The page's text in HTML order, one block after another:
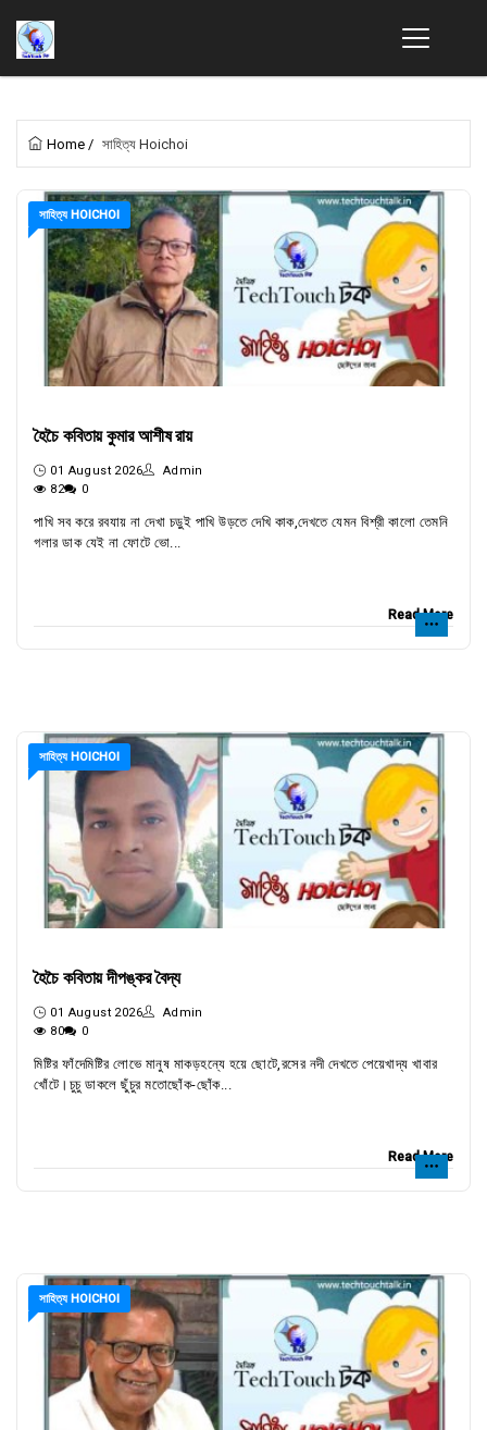
Home / সাহিত্য Hoichoi
সাহিত্য HOICHOI
হৈচৈ কবিতায় কুমার আশীষ রায়
01 August 2026
Admin
82
0
পাখি সব করে রবযায় না দেখা চড়ুই পাখি উড়তে দেখি কাক,দেখতে যেমন বিশ্রী কালো তেমনি
গলার ডাক যেই না ফোটে ভো...
Read More
সাহিত্য HOICHOI
হৈচৈ কবিতায় দীপঙ্কর বৈদ্য
01 August 2026
Admin
80
0
মিষ্টির ফাঁদেমিষ্টির লোভে মানুষ মাকড়হন্যে হয়ে ছোটে,রসের নদী দেখতে পেয়েখাদ্য খাবার
খোঁটে।চুচু ডাকলে ছুঁচুর মতোছোঁক-ছোঁক...
Read More
সাহিত্য HOICHOI